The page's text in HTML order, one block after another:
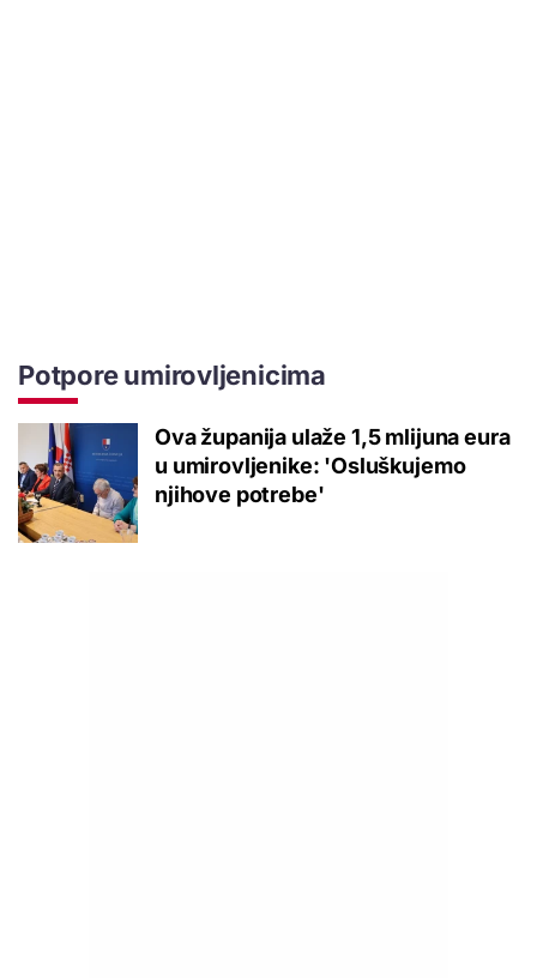
Potpore umirovljenicima
Ova županija ulaže 1,5 mlijuna eura
u umirovljenike: 'Osluškujemo
njihove potrebe'